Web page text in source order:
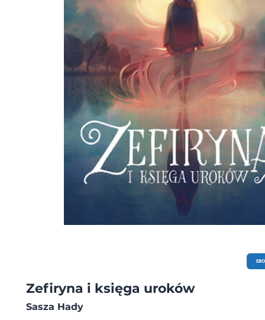
Zefiryna i księga uroków
Sasza Hady